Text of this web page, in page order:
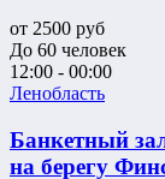
от 2500 руб
До 60 человек
12:00 - 00:00
Ленобласть
Банкетный
на берегу